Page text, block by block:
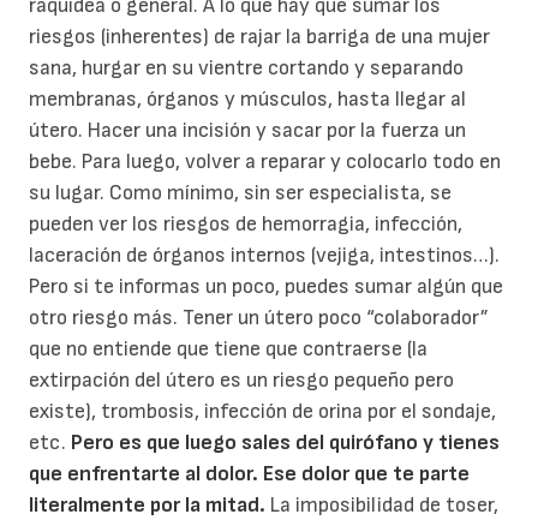
raquídea o general. A lo que hay que sumar los
riesgos (inherentes) de rajar la barriga de una mujer
sana, hurgar en su vientre cortando y separando
membranas, órganos y músculos, hasta llegar al
útero. Hacer una incisión y sacar por la fuerza un
bebe. Para luego, volver a reparar y colocarlo todo en
su lugar. Como mínimo, sin ser especialista, se
pueden ver los riesgos de hemorragia, infección,
laceración de órganos internos (vejiga, intestinos…).
Pero si te informas un poco, puedes sumar algún que
otro riesgo más. Tener un útero poco “colaborador”
que no entiende que tiene que contraerse (la
extirpación del útero es un riesgo pequeño pero
existe), trombosis, infección de orina por el sondaje,
etc. Pero es que luego sales del quirófano y tienes
que enfrentarte al dolor. Ese dolor que te parte
literalmente por la mitad. La imposibilidad de toser,